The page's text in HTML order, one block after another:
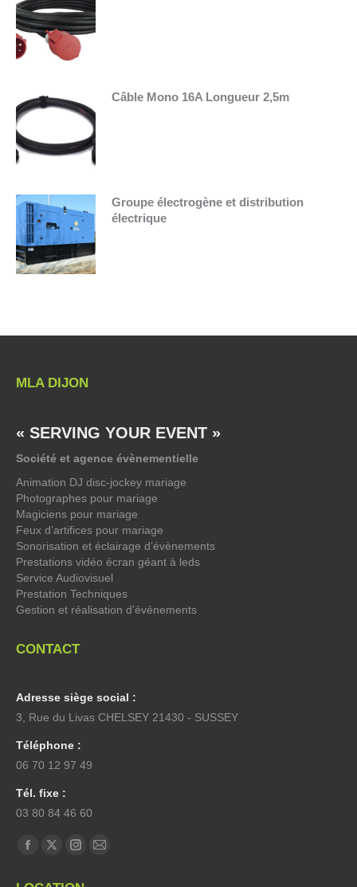
Câble Mono 16A Longueur 2,5m
Groupe électrogène et distribution
électrique
MLA DIJON
« SERVING YOUR EVENT »
Société et agence évènementielle
Animation DJ disc-jockey mariage
Photographes pour mariage
Magiciens pour mariage
Feux d’artifices pour mariage
Sonorisation et éclairage d’évènements
Prestations vidéo écran géant à leds
Service Audiovisuel
Prestation Techniques
Gestion et réalisation d’événements
CONTACT
Adresse siège social :
3, Rue du Livas CHELSEY 21430 - SUSSEY
Téléphone :
06 70 12 97 49
Tél. fixe :
03 80 84 46 60
Trouvez nous sur :
La